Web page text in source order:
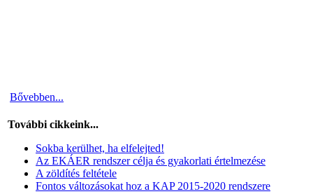
Bővebben...
További cikkeink...
Sokba kerülhet, ha elfelejted!
Az EKÁER rendszer célja és gyakorlati értelmezése
A zöldítés feltétele
Fontos változásokat hoz a KAP 2015-2020 rendszere